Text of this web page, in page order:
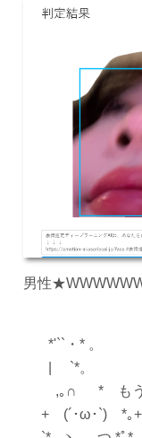
男性
*'``・* 。
| `*。
,｡∩ * もうど
+ (´･ω･`) *｡+